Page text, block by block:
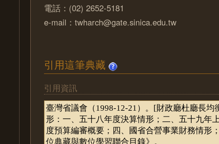
電話：(02) 2652-5181
e-mail：twharch@gate.sinica.edu.tw
引用這筆典藏
引用資訊